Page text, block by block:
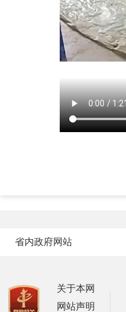
省内政府网站
关于本网
网站声明